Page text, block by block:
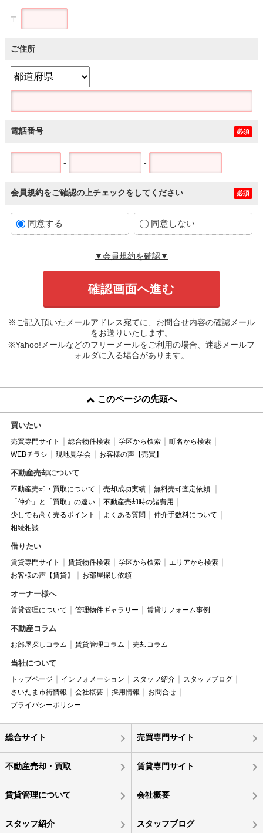
〒
ご住所
電話番号 必須
- -
会員規約をご確認の上チェックをしてください 必須
同意する 同意しない
▼会員規約を確認▼
※ご記入頂いたメールアドレス宛てに、お問合せ内容の確認メール
をお送りいたします。
※Yahoo!メールなどのフリーメールをご利用の場合、迷惑メールフ
ォルダに入る場合があります。
このページの先頭へ
買いたい
売買専門サイト 総合物件検索 学区から検索
町名から検索
WEBチラシ
現地見学会 お客様の声【売買】
不動産売却について
不動産売却・買取について 売却成功実績
無料売却査定依頼
「仲介」と「買取」の違い
不動産売却時の諸費用
少しでも高く売るポイント
よくある質問
仲介手数料について
相続相談
借りたい
賃貸専門サイト 賃貸物件検索 学区から検索
エリアから検索
お客様の声【賃貸】
お部屋探し依頼
オーナー様へ
賃貸管理について 管理物件ギャラリー 賃貸リフォーム事例
不動産コラム
お部屋探しコラム 賃貸管理コラム 売却コラム
当社について
トップページ インフォメーション スタッフ紹介
スタッフブログ
さいたま市街情報
会社概要 採用情報
お問合せ
プライバシーポリシー
総合サイト 売買専門サイト
不動産売却・買取 賃貸専門サイト
賃貸管理について 会社概要
スタッフ紹介 スタッフブログ